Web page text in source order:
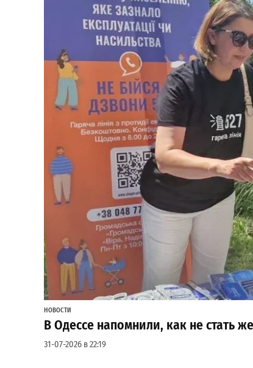
НОВОСТИ
В Одессе напомнили, как не стать
31-07-2026 в 22:19